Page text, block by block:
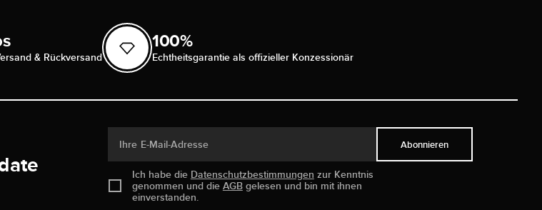
& Rückversand
100%
Echtheitsgarantie als offizieller Konzessionär
Ihre E-Mail-Adresse
Ich habe die Datenschutzbestimmungen zur Kenntnis
genommen und die AGBgelesen und bin mit ihnen
einverstanden.
Abonnieren